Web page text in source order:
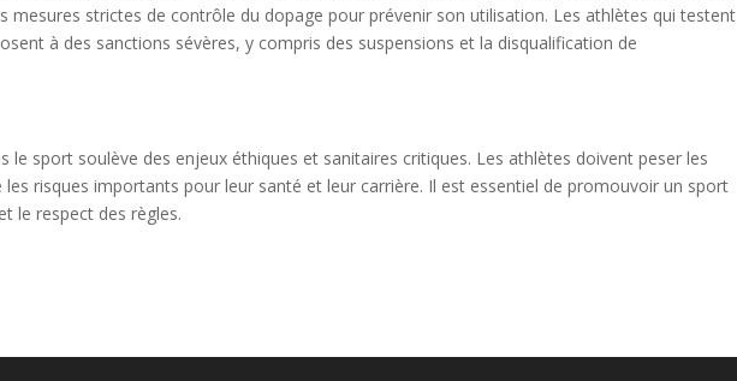
mesures strictes de contrôle du dopage pour prévenir son utilisation. Les athlètes qui testent
à des sanctions sévères, y compris des suspensions et la disqualification de
le sport soulève des enjeux éthiques et sanitaires critiques. Les athlètes doivent peser les
risques importants pour leur santé et leur carrière. Il est essentiel de promouvoir un sport
le respect des règles.